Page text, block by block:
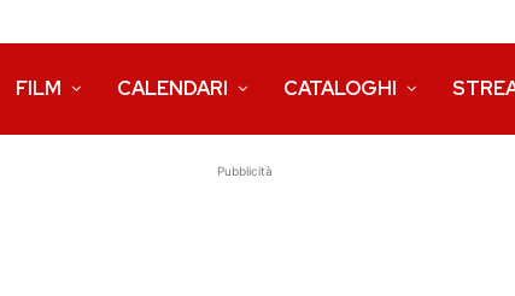
FILM CALENDARI CATALOGHI
Pubblicità